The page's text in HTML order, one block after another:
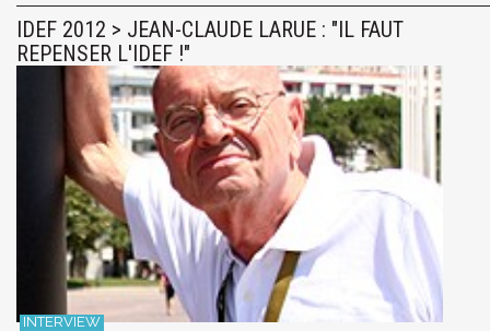
IDEF 2012 > JEAN-CLAUDE LARUE : "IL FAUT
REPENSER L'IDEF !"